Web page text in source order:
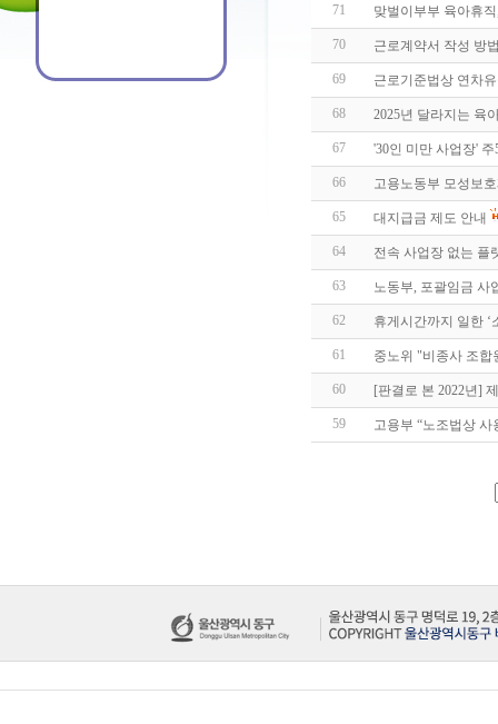
71 맞벌이부부 육아휴직
70 근로계약서 작성 방
69 근로기준법상 연차
68 2025년 달라지는 육
67 '30인 미만 사업장'
66 고용노동부 모성보
65 대지급금 제도 안내
64 전속 사업장 없는 플
63 노동부, 포괄임금 사
62 휴게시간까지 일한
61 중노위 "비종사 조
60 [판결로 본 2022년]
59 고용부 “노조법상